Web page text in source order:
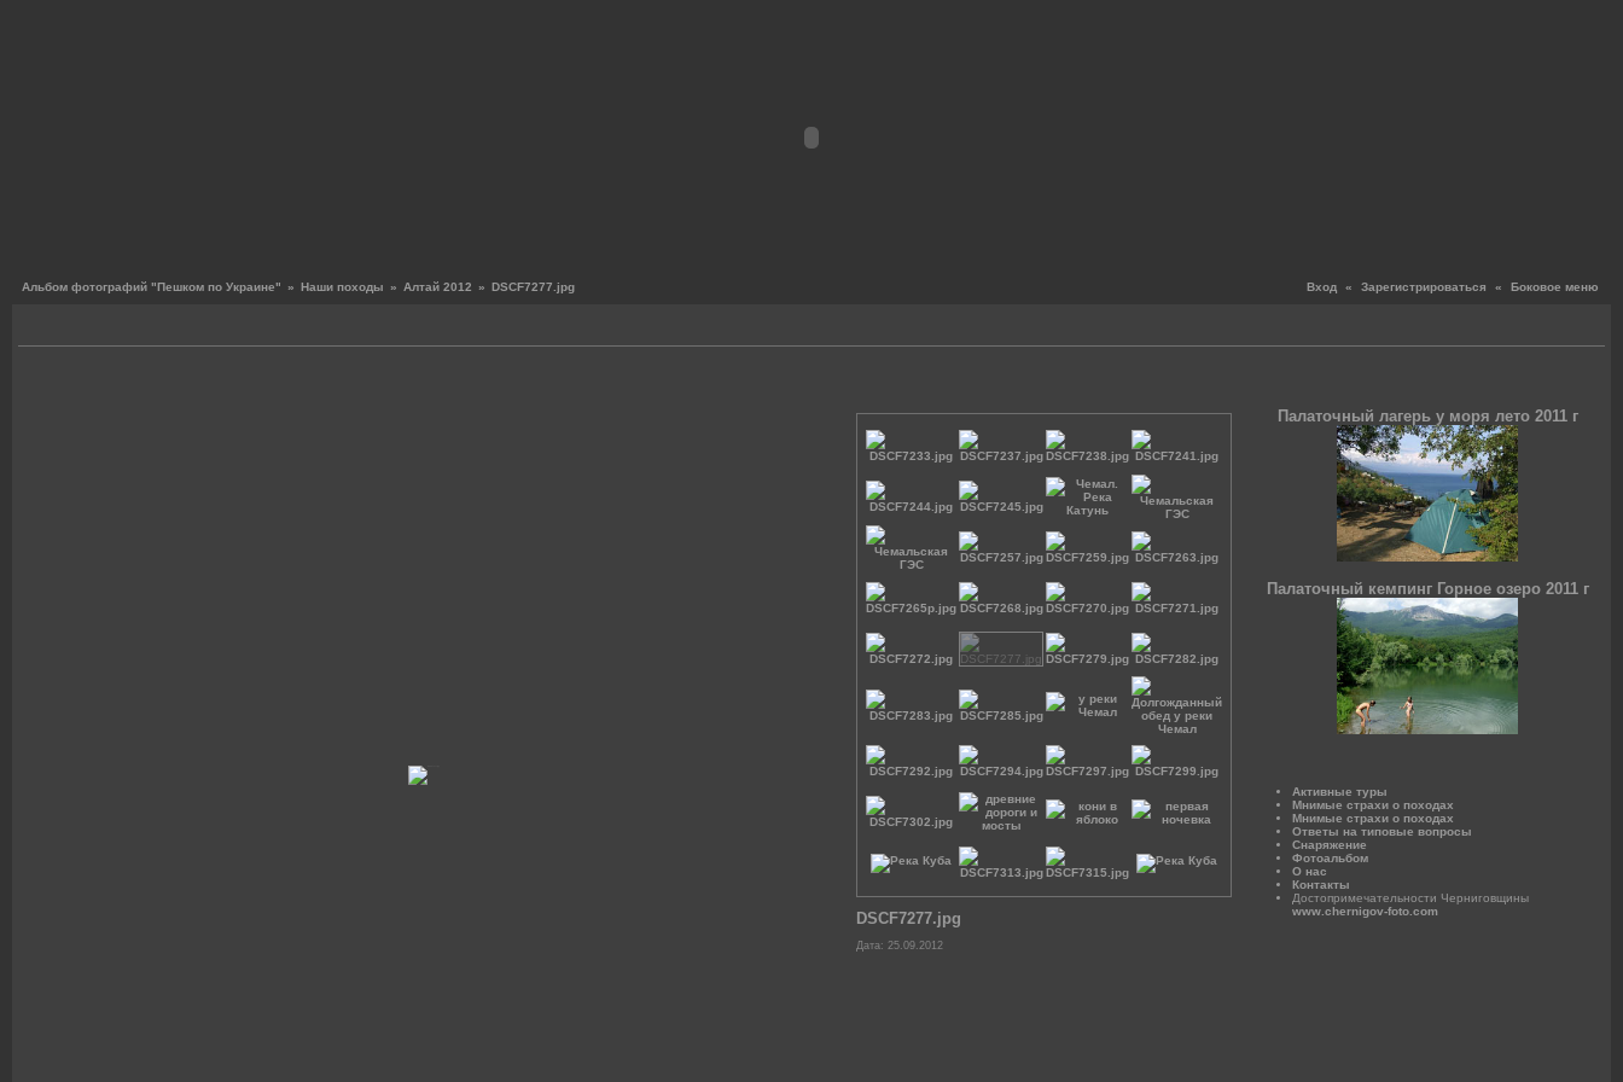
Вход « Зарегистрироваться « Боковое меню
Альбом фотографий "Пешком по Украине" » Наши походы » Алтай 2012 » DSCF7277.jpg
DSCF7277.jpg
Дата: 25.09.2012
Палаточный лагерь у моря лето 2011 г
Палаточный кемпинг Горное озеро 2011 г
Активные туры
Мнимые страхи о походах
Мнимые страхи о походах
Ответы на типовые вопросы
Снаряжение
Фотоальбом
О нас
Контакты
Достопримечательности Черниговщины
www.chernigov-foto.com